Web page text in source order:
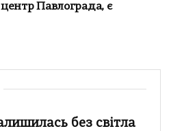
Павлограда, є
без світла